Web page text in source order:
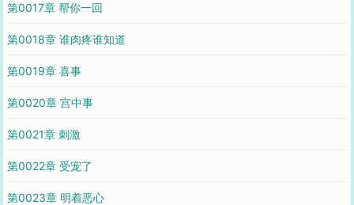
第0017章 帮你一回
第0018章 谁肉疼谁知道
第0019章 喜事
第0020章 宫中事
第0021章 刺激
第0022章 受宠了
第0023章 明着恶心